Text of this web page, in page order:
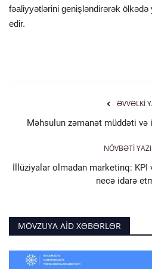
fəaliyyətlərini genişləndirərək ölkədə
edir.
ƏVVƏLKI
Məhsulun zəmanət müddəti və
NÖVBƏTI YAZI
İllüziyalar olmadan marketinq:
necə idarə
MÖVZUYA AID XƏBƏRLƏR